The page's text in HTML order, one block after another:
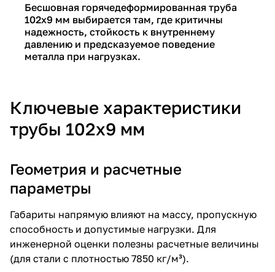
Бесшовная горячедеформированная труба
102х9 мм выбирается там, где критичны
надежность, стойкость к внутреннему
давлению и предсказуемое поведение
металла при нагрузках.
Ключевые характеристики
трубы 102х9 мм
Геометрия и расчетные
параметры
Габариты напрямую влияют на массу, пропускную
способность и допустимые нагрузки. Для
инженерной оценки полезны расчетные величины
(для стали с плотностью 7850 кг/м³).